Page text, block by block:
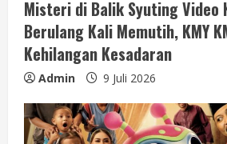
Misteri di Balik Syuting Video
Berulang Kali Memutih, KMY
Kehilangan Kesadaran
Admin 9 Juli 2026